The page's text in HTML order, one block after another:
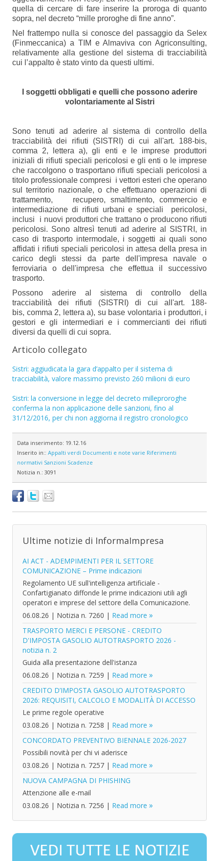
quella di cercare di fare inserire la proroga di quanto
sopra, nel decreto “mille proroghe di fine anno”.
Nel frattempo nulla si conosce del passaggio da Selex
(Finmeccanica) a TIM e Almaviva con Agriconsulting,
relativamente alla gestione del sistema di tracciabilità
cui l’appalto è stato vinto da questi ultimi.
I soggetti obbligati e quelli che possono aderire
volontariamente al Sistri
Sono tenuti ad aderire al sistema di controllo della
tracciabilità dei rifiuti (SISTRI) di cui all'art. 188-bis,
comma 2, lettera a), gli enti e le imprese produttori
iniziali di rifiuti speciali pericolosi e gli enti o le imprese
che raccolgono o trasportano rifiuti speciali pericolosi a
titolo professionale compresi i vettori esteri che operano
sul territorio nazionale, o che effettuano operazioni di
trattamento, recupero, smaltimento, commercio e
intermediazione di rifiuti urbani e speciali pericolosi,
inclusi i nuovi produttori che trattano o producono rifiuti
pericolosi. Sono altresì tenuti ad aderire al SISTRI, in
caso di trasporto intermodale, i soggetti ai quali sono
affidati i rifiuti speciali pericolosi in attesa della presa in
carico degli stessi da parte dell'impresa navale o
ferroviaria o dell'impresa che effettua il successivo
trasporto.
Possono aderire al sistema di controllo della
tracciabilità dei rifiuti (SISTRI) di cui all'art. 188-
bis, comma 2, lettera a), su base volontaria i produttori, i
gestori e gli intermediari e i commercianti dei rifiuti
diversi da quelli di cui sopra.
Articolo collegato
Sistri: aggiudicata la gara d’appalto per il sistema di
tracciabilità, valore massimo previsto 260 milioni di euro
Sistri: la conversione in legge del decreto milleproroghe
conferma la non applicazione delle sanzioni, fino al
31/12/2016, per chi non aggiorna il registro cronologico
Data inserimento: 19.12.16
Inserito in:: Appalti verdi Documenti e note varie Riferimenti
normativi Sanzioni Scadenze
Notizia n.: 3091
Ultime notizie di InformaImpresa
AI ACT - ADEMPIMENTI PER IL SETTORE
COMUNICAZIONE – Prime indicazioni
Regolamento UE sull'intelligenza artificiale -
Confartigianato diffonde le prime indicazioni utili agli
operatori e imprese del settore della Comunicazione.
06.08.26 | Notizia n. 7260 | Read more
TRASPORTO MERCI E PERSONE - CREDITO
D'IMPOSTA GASOLIO AUTOTRASPORTO 2026 -
notizia n. 2
Guida alla presentazione dell'istanza
06.08.26 | Notizia n. 7259 | Read more
CREDITO D’IMPOSTA GASOLIO AUTOTRASPORTO
2026: REQUISITI, CALCOLO E MODALITÀ DI ACCESSO
Le prime regole operative
03.08.26 | Notizia n. 7258 | Read more
CONCORDATO PREVENTIVO BIENNALE 2026-2027
Possibili novità per chi vi aderisce
03.08.26 | Notizia n. 7257 | Read more
NUOVA CAMPAGNA DI PHISHING
Attenzione alle e-mail
03.08.26 | Notizia n. 7256 | Read more